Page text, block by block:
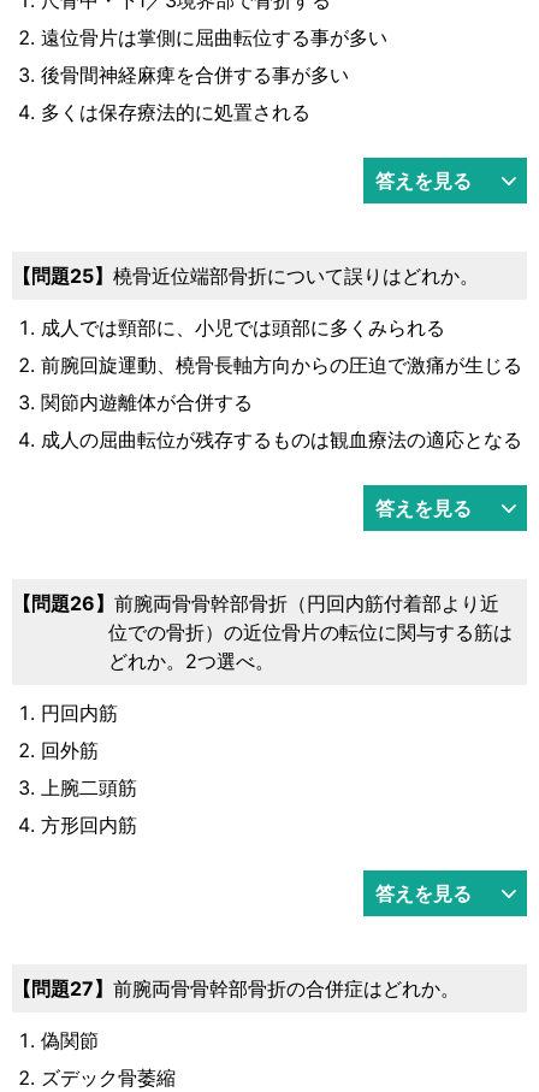
遠位骨片は掌側に屈曲転位する事が多い
後骨間神経麻痺を合併する事が多い
多くは保存療法的に処置される
答えを見る
問題25 橈骨近位端部骨折について誤りはどれか。
成人では頸部に、小児では頭部に多くみられる
前腕回旋運動、橈骨長軸方向からの圧迫で激痛が生じる
関節内遊離体が合併する
成人の屈曲転位が残存するものは観血療法の適応となる
答えを見る
問題26
前腕両骨骨幹部骨折（円回内筋付着部より近
位での骨折）の近位骨片の転位に関与する筋は
どれか。2つ選べ。
円回内筋
回外筋
上腕二頭筋
方形回内筋
答えを見る
問題27 前腕両骨骨幹部骨折の合併症はどれか。
偽関節
ズデック骨萎縮